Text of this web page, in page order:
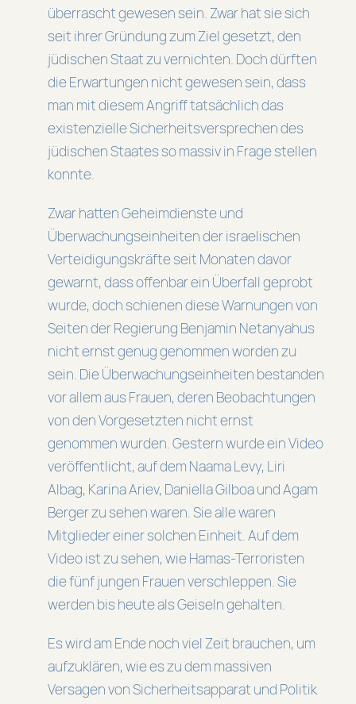
überrascht gewesen sein. Zwar hat sie sich
seit ihrer Gründung zum Ziel gesetzt, den
jüdischen Staat zu vernichten. Doch dürften
die Erwartungen nicht gewesen sein, dass
man mit diesem Angriff tatsächlich das
existenzielle Sicherheitsversprechen des
jüdischen Staates so massiv in Frage stellen
konnte.
Zwar hatten Geheimdienste und
Überwachungseinheiten der israelischen
Verteidigungskräfte seit Monaten davor
gewarnt, dass offenbar ein Überfall geprobt
wurde, doch schienen diese Warnungen von
Seiten der Regierung Benjamin Netanyahus
nicht ernst genug genommen worden zu
sein. Die Überwachungseinheiten bestanden
vor allem aus Frauen, deren Beobachtungen
von den Vorgesetzten nicht ernst
genommen wurden. Gestern wurde ein Video
veröffentlicht, auf dem Naama Levy, Liri
Albag, Karina Ariev, Daniella Gilboa und Agam
Berger zu sehen waren. Sie alle waren
Mitglieder einer solchen Einheit. Auf dem
Video ist zu sehen, wie Hamas-Terroristen
die fünf jungen Frauen verschleppen. Sie
werden bis heute als Geiseln gehalten.
Es wird am Ende noch viel Zeit brauchen, um
aufzuklären, wie es zu dem massiven
Versagen von Sicherheitsapparat und Politik